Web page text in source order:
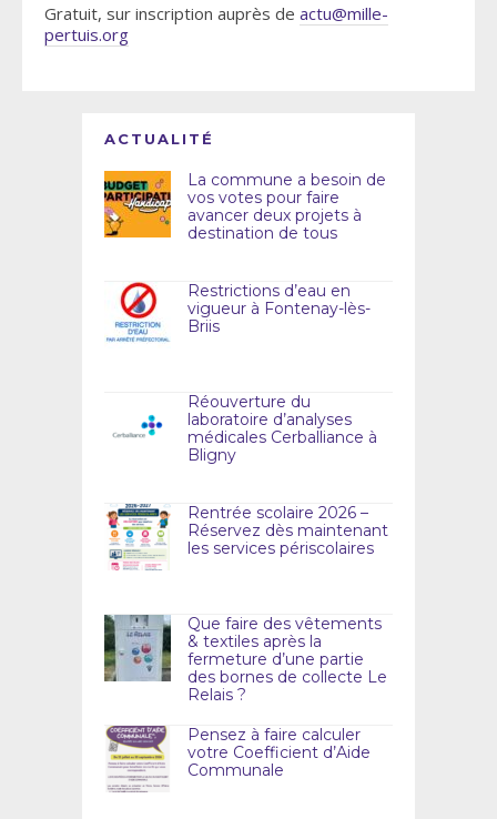
Gratuit, sur inscription auprès de actu@mille-
pertuis.org
ACTUALITÉ
La commune a besoin de
vos votes pour faire
avancer deux projets à
destination de tous
Restrictions d’eau en
vigueur à Fontenay-lès-
Briis
Réouverture du
laboratoire d’analyses
médicales Cerballiance à
Bligny
Rentrée scolaire 2026 –
Réservez dès maintenant
les services périscolaires
Que faire des vêtements
& textiles après la
fermeture d’une partie
des bornes de collecte Le
Relais ?
Pensez à faire calculer
votre Coefficient d’Aide
Communale